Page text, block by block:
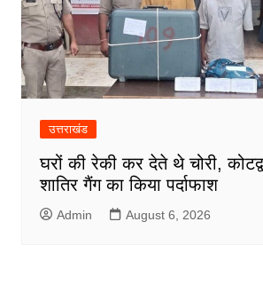
उत्तराखंड
घरों की रेकी कर देते थे चोरी,
शातिर गैंग का किया पर्दाफाश
Admin August 6, 2026